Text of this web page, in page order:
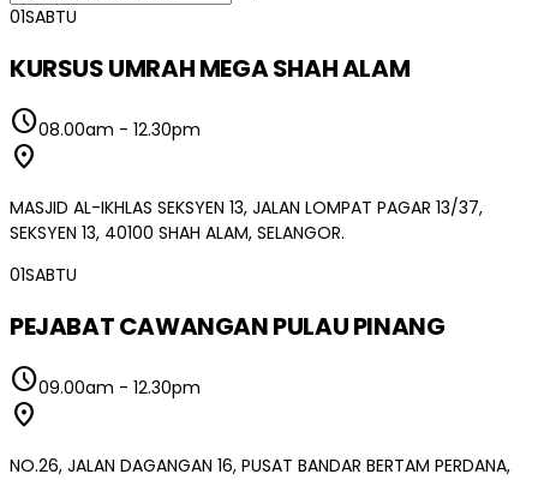
01SABTU
KURSUS UMRAH MEGA SHAH ALAM
schedule08.00am - 12.30pm
location_on
MASJID AL-IKHLAS SEKSYEN 13, JALAN LOMPAT PAGAR 13/37,
SEKSYEN 13, 40100 SHAH ALAM, SELANGOR.
01SABTU
PEJABAT CAWANGAN PULAU PINANG
schedule09.00am - 12.30pm
location_on
NO.26, JALAN DAGANGAN 16, PUSAT BANDAR BERTAM PERDANA,